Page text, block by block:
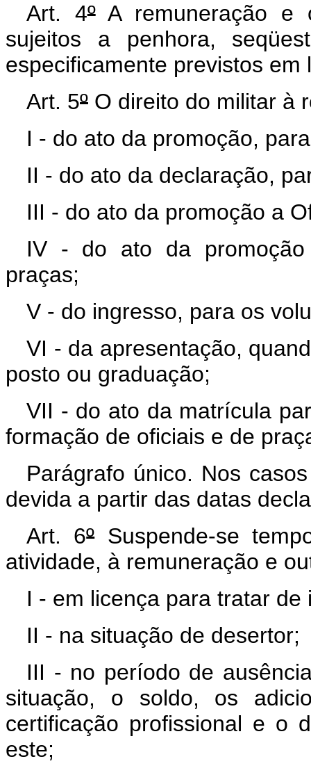
Art. 4ºA remuneração e
sujeitos a penhora,
especificamente previstos
Art. 5º O direito do militar à
I - do ato da promoção,
II - do ato da declaração,
III - do ato da promoção a
IV - do ato da promoção
praças;
V - do ingresso, para os
VI - da apresentação,
posto ou graduação;
VII - do ato da matrícula
formação de oficiais e de
Parágrafo único. Nos
devida a partir das datas
Art. 6ºSuspende-se
atividade, à remuneração e
I - em licença para tratar
II - na situação de desertor;
III - no período de
situação, o soldo, os
certificação profissional e o
este;